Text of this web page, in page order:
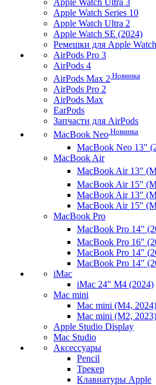
Apple Watch Ultra 3
Apple Watch Series 10
Apple Watch Ultra 2
Apple Watch SE (2024)
Ремешки для Apple Watch
AirPods Pro 3
AirPods 4
AirPods Max 2 Новинка
AirPods Pro 2
AirPods Max
EarPods
Запчасти для AirPods
MacBook Neo Новинка
MacBook Neo 13"
MacBook Air
MacBook Air 13"
MacBook Air 15"
MacBook Air 13"
MacBook Air 15"
MacBook Pro
MacBook Pro 14"
MacBook Pro 16"
MacBook Pro 14"
MacBook Pro 14"
iMac
iMac 24" M4 (2024)
Mac mini
Mac mini (M4, 2024)
Mac mini (M2, 2023)
Apple Studio Display
Mac Studio
Аксессуары
Pencil
Трекер
Клавиатуры Apple